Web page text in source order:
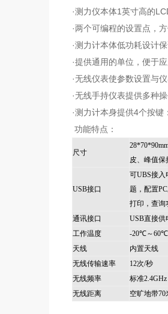
·测力仪本体1英寸高的
·两个可编程的设置点，
·测力计本体低功耗设计
·提供通用的单位，便于
·无线仪表使参数设置与
·无线手持仪表提供多种
·测力计本身提供4个按键
功能特点：
尺寸
皮、峰值保
USB接口
可UBS接入
题，配置
打印，查询
通讯接口
USB直接供
工作温度
-20℃～60℃
天线
内置天线
无线传输速率
12次/秒
无线频率
标准
无线距离
空旷地带70